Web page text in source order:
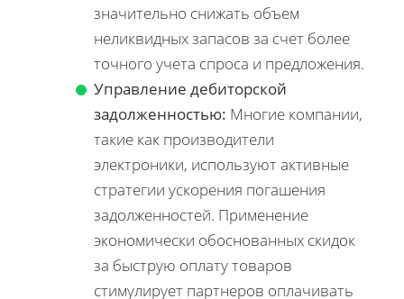
значительно снижать объем
неликвидных запасов за счет более
точного учета спроса и предложения.
Управление дебиторской
задолженностью: Многие компании,
такие как производители
электроники, используют активные
стратегии ускорения погашения
задолженностей. Применение
экономически обоснованных скидок
за быструю оплату товаров
стимулирует партнеров оплачивать